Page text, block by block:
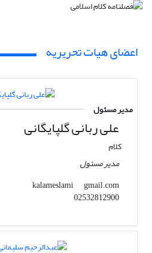
اعضای هیات تحریریه
مدیر مسئول
علی ربانی گلپایگانی
کلام
مدیر مسئول
kalameslami
gmail.com
02532812900